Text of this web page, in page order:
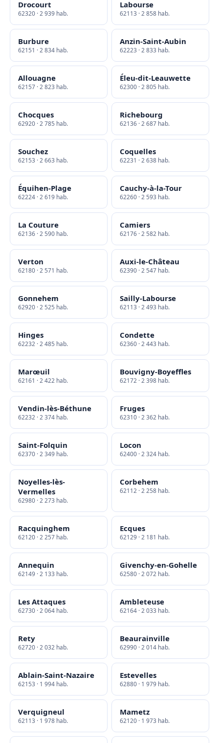
Drocourt
62320 · 2 939 hab.
Labourse
62113 · 2 858 hab.
Burbure
62151 · 2 834 hab.
Anzin-Saint-Aubin
62223 · 2 833 hab.
Allouagne
62157 · 2 823 hab.
Éleu-dit-Leauwette
62300 · 2 805 hab.
Chocques
62920 · 2 785 hab.
Richebourg
62136 · 2 687 hab.
Souchez
62153 · 2 663 hab.
Coquelles
62231 · 2 638 hab.
Équihen-Plage
62224 · 2 619 hab.
Cauchy-à-la-Tour
62260 · 2 593 hab.
La Couture
62136 · 2 590 hab.
Camiers
62176 · 2 582 hab.
Verton
62180 · 2 571 hab.
Auxi-le-Château
62390 · 2 547 hab.
Gonnehem
62920 · 2 525 hab.
Sailly-Labourse
62113 · 2 493 hab.
Hinges
62232 · 2 485 hab.
Condette
62360 · 2 443 hab.
Marœuil
62161 · 2 422 hab.
Bouvigny-Boyeffles
62172 · 2 398 hab.
Vendin-lès-Béthune
62232 · 2 374 hab.
Fruges
62310 · 2 362 hab.
Saint-Folquin
62370 · 2 349 hab.
Locon
62400 · 2 324 hab.
Noyelles-lès-
Vermelles
62980 · 2 273 hab.
Corbehem
62112 · 2 258 hab.
Racquinghem
62120 · 2 257 hab.
Ecques
62129 · 2 181 hab.
Annequin
62149 · 2 133 hab.
Givenchy-en-Gohelle
62580 · 2 072 hab.
Les Attaques
62730 · 2 064 hab.
Ambleteuse
62164 · 2 033 hab.
Rety
62720 · 2 032 hab.
Beaurainville
62990 · 2 014 hab.
Ablain-Saint-Nazaire
62153 · 1 994 hab.
Estevelles
62880 · 1 979 hab.
Verquigneul
62113 · 1 978 hab.
Mametz
62120 · 1 973 hab.